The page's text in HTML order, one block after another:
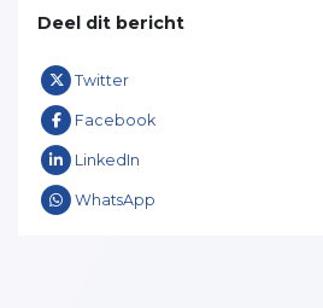
Deel dit bericht
Twitter
Facebook
LinkedIn
WhatsApp